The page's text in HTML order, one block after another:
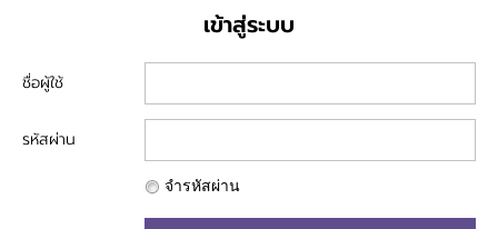
แผนกสินค้า
บัญชีผู้ใช้
เข้าสู่ระบบ
ชื่อผู้ใช้
รหัสผ่าน
จำรหัสผ่าน